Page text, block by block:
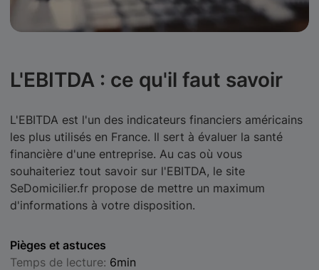
L'EBITDA : ce qu'il faut savoir
L'EBITDA est l'un des indicateurs financiers américains
les plus utilisés en France. Il sert à évaluer la santé
financière d'une entreprise. Au cas où vous
souhaiteriez tout savoir sur l'EBITDA, le site
SeDomicilier.fr propose de mettre un maximum
d'informations à votre disposition.
Pièges et astuces
Temps de lecture: 6min